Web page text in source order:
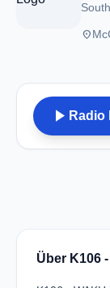
place
play_arrow Radio
Über K106